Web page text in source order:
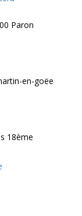
Paron
en-goëe
18ème